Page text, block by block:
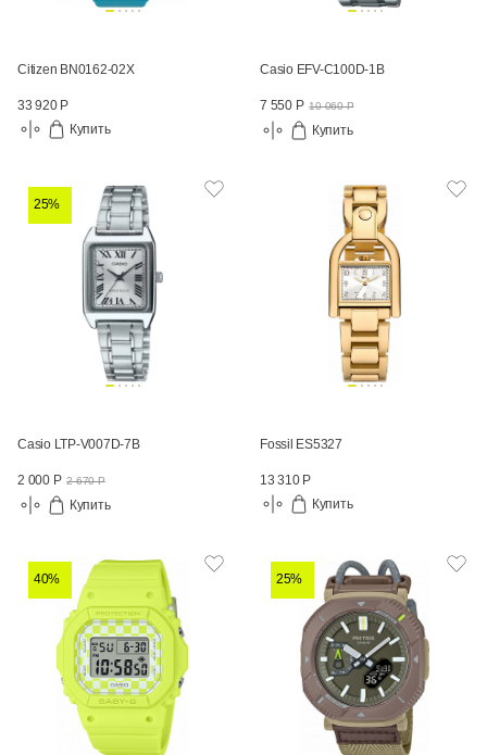
Citizen BN0162-02X
33 920 Р
Купить
Casio EFV-C100D-1B
7 550 Р 10 060 Р
Купить
25%
Casio LTP-V007D-7B
2 000 Р 2 670 Р
Купить
Fossil ES5327
13 310 Р
Купить
40% 25%